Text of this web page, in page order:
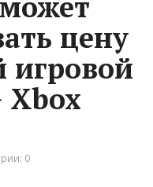
цену
игровой
Xbox
0